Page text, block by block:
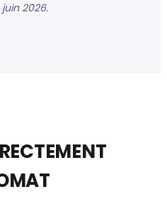
2026.